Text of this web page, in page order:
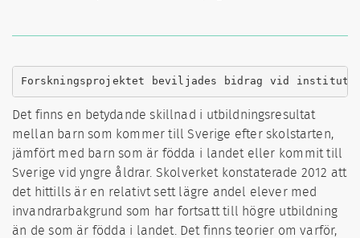
Forskningsprojektet beviljades bidrag vid
Det finns en betydande skillnad i utbildningsresultat
mellan barn som kommer till Sverige efter skolstarten,
jämfört med barn som är födda i landet eller kommit till
Sverige vid yngre åldrar. Skolverket konstaterade 2012 att
det hittills är en relativt sett lägre andel elever med
invandrarbakgrund som har fortsatt till högre utbildning
än de som är födda i landet. Det finns teorier om varför,